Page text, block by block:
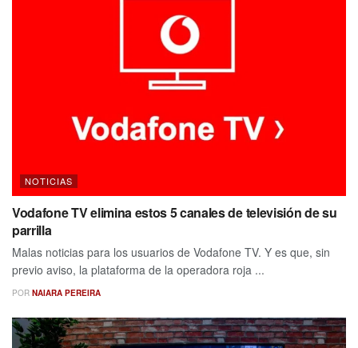
NOTICIAS
Vodafone TV elimina estos 5 canales de televisión de su
parrilla
Malas noticias para los usuarios de Vodafone TV. Y es que, sin
previo aviso, la plataforma de la operadora roja ...
POR NAIARA PEREIRA